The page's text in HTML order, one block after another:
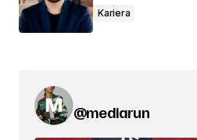
Kariera
@mediarun